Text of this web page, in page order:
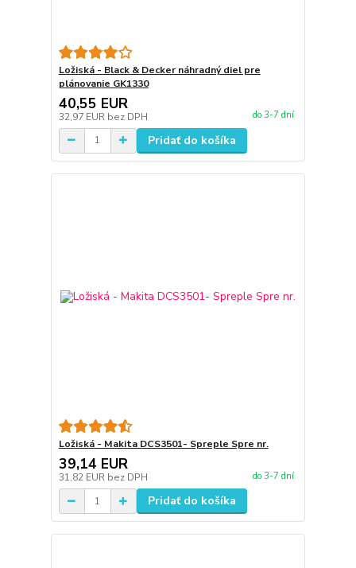
Ložiská - Black & Decker náhradný diel pre
plánovanie GK1330
40,55 EUR
32,97 EUR bez DPH do 3-7 dní
Pridať do košíka
Ložiská - Makita DCS3501- Spreple Spre nr.
39,14 EUR
31,82 EUR bez DPH do 3-7 dní
Pridať do košíka